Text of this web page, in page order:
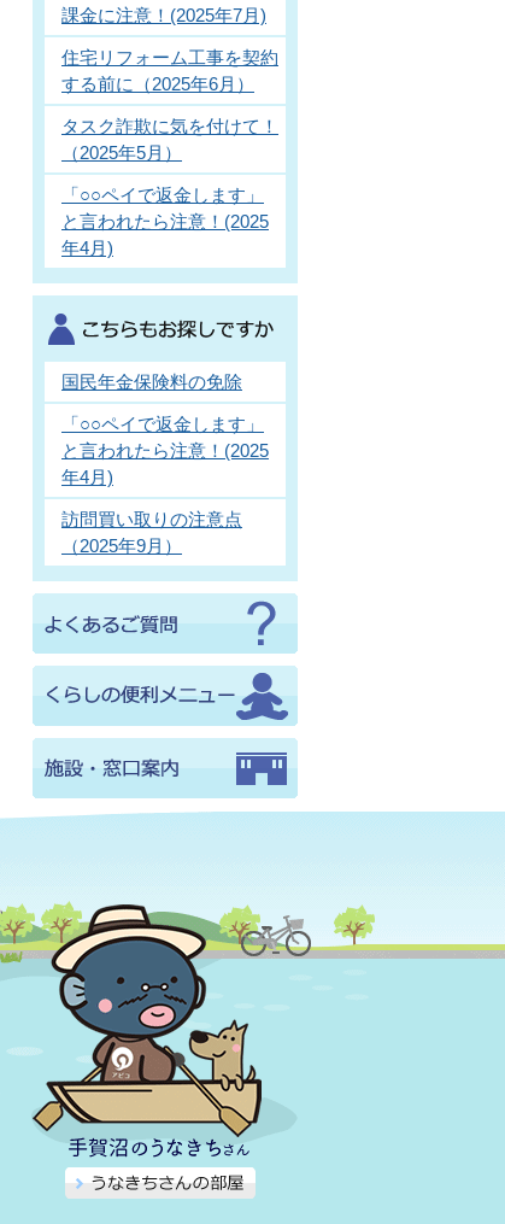
課金に注意！(2025年7月)
住宅リフォーム工事を契約
する前に（2025年6月）
タスク詐欺に気を付けて！
（2025年5月）
「○○ペイで返金します」
と言われたら注意！(2025
年4月)
国民年金保険料の免除
「○○ペイで返金します」
と言われたら注意！(2025
年4月)
訪問買い取りの注意点
（2025年9月）